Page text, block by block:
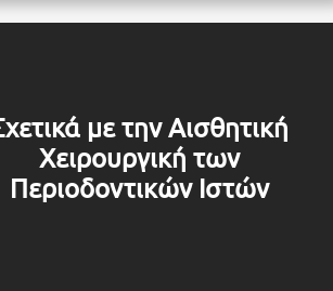
με την Αισθητική
Χειρουργική των
Περιοδοντικών Ιστών